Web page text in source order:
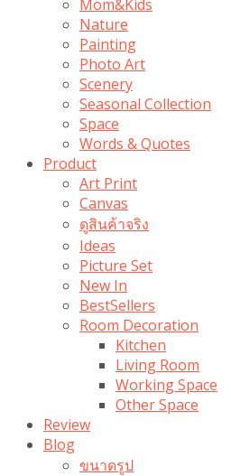
Mom&Kids
Nature
Painting
Photo Art
Scenery
Seasonal Collection
Space
Words & Quotes
Product
Art Print
Canvas
ดูสินค้าจริง
Ideas
Picture Set
New In
BestSellers
Room Decoration
Kitchen
Living Room
Working Space
Other Space
Review
Blog
ขนาดรูป